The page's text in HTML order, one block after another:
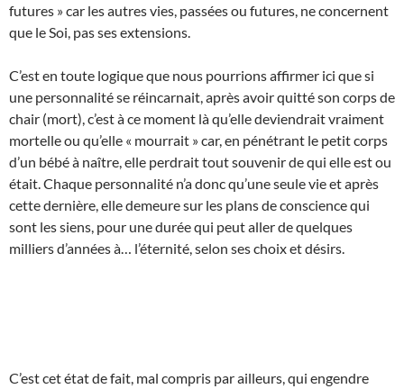
futures » car les autres vies, passées ou futures, ne concernent
que le Soi, pas ses extensions.
C’est en toute logique que nous pourrions affirmer ici que si
une personnalité se réincarnait, après avoir quitté son corps de
chair (mort), c’est à ce moment là qu’elle deviendrait vraiment
mortelle ou qu’elle « mourrait » car, en pénétrant le petit corps
d’un bébé à naître, elle perdrait tout souvenir de qui elle est ou
était. Chaque personnalité n’a donc qu’une seule vie et après
cette dernière, elle demeure sur les plans de conscience qui
sont les siens, pour une durée qui peut aller de quelques
milliers d’années à… l’éternité, selon ses choix et désirs.
C’est cet état de fait, mal compris par ailleurs, qui engendre